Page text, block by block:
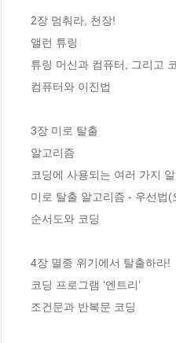
2장 멈춰라, 천장!
앨런 튜링
튜링 머신과 컴퓨터, 그리고
컴퓨터와 이진법
3장 미로 탈출
알고리즘
코딩에 사용되는 여러 가지
미로 탈출 알고리즘 - 우선법
순서도와 코딩
4장 멸종 위기에서 탈출하라!
코딩 프로그램 ‘엔트리’
조건문과 반복문 코딩